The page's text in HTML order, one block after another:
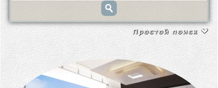
Простой поиск